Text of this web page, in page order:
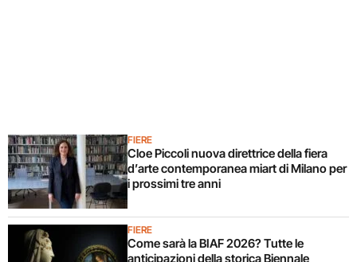
FIERE
Cloe Piccoli nuova direttrice della fiera
d’arte contemporanea miart di Milano per
i prossimi tre anni
FIERE
Come sarà la BIAF 2026? Tutte le
anticipazioni della storica Biennale